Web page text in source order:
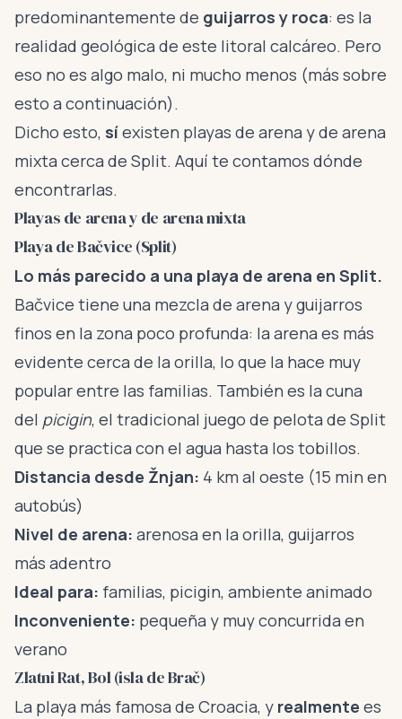
predominantemente de guijarros y roca: es la
realidad geológica de este litoral calcáreo. Pero
eso no es algo malo, ni mucho menos (más sobre
esto a continuación).
Dicho esto, síexisten playas de arena y de arena
mixta cerca de Split. Aquí te contamos dónde
encontrarlas.
Playas de arena y de arena mixta
Playa de Bačvice (Split)
Lo más parecido a una playa de arena en Split.
Bačvice tiene una mezcla de arena y guijarros
finos en la zona poco profunda: la arena es más
evidente cerca de la orilla, lo que la hace muy
popular entre las familias. También es la cuna
del picigin, el tradicional juego de pelota de Split
que se practica con el agua hasta los tobillos.
Distancia desde Žnjan: 4 km al oeste (15 min en
autobús)
Nivel de arena: arenosa en la orilla, guijarros
más adentro
Ideal para: familias, picigin, ambiente animado
Inconveniente: pequeña y muy concurrida en
verano
Zlatni Rat, Bol (isla de Brač)
La playa más famosa de Croacia, y realmente es